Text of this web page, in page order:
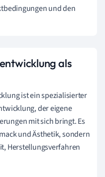
und den
als
ist ein spezialisierter
der eigene
mit sich bringt. Es
und Ästhetik, sondern
Herstellungsverfahren